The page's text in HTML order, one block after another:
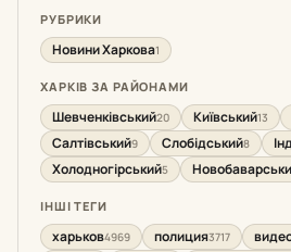
РУБРИКИ
Новини Харкова1
ХАРКІВ ЗА РАЙОНАМИ
Шевченківський20 Київський13
Салтівський9 Слобідський8
Холодногірський5
ІНШІ ТЕГИ
харьков4969 полиция3717